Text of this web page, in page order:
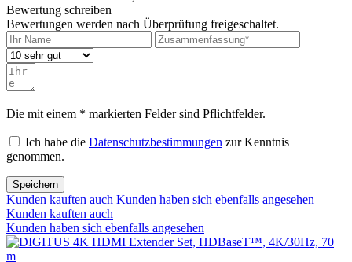
Bewertung schreiben
Bewertungen werden nach Überprüfung freigeschaltet.
Die mit einem * markierten Felder sind Pflichtfelder.
Ich habe die Datenschutzbestimmungen zur Kenntnis
genommen.
Speichern
Kunden kauften auch Kunden haben sich ebenfalls angesehen
Kunden kauften auch
Kunden haben sich ebenfalls angesehen